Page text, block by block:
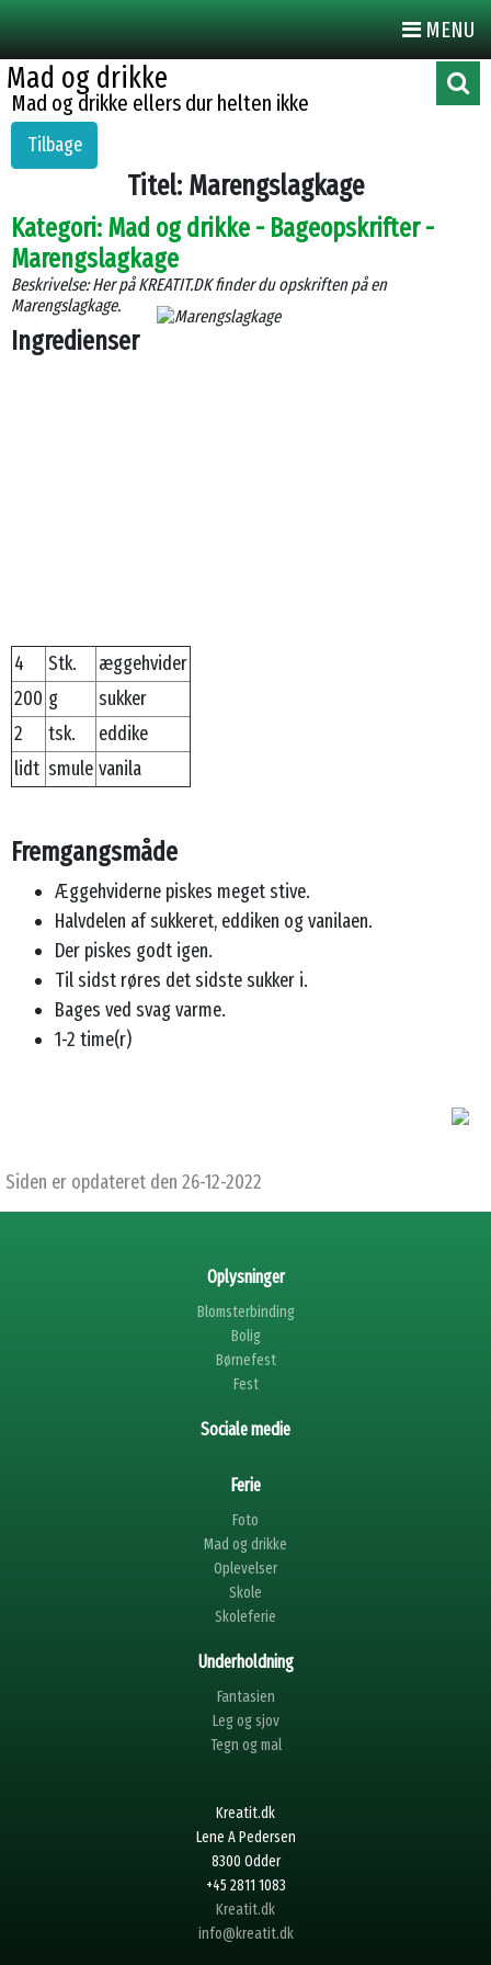
Mad og drikke
Mad og drikke ellers dur helten ikke
MENU
Tilbage
Titel: Marengslagkage
Kategori: Mad og drikke - Bageopskrifter -
Marengslagkage
Beskrivelse: Her på KREATIT.DK finder du opskriften på en
Marengslagkage.
Ingredienser
4 Stk.
æggehvider
200 g
sukker
2
tsk.
eddike
lidt smule vanila
Fremgangsmåde
Æggehviderne piskes meget stive.
Halvdelen af sukkeret, eddiken og vanilaen.
Der piskes godt igen.
Til sidst røres det sidste sukker i.
Bages ved svag varme.
1-2 time(r)
Siden er opdateret den 26-12-2022
Oplysninger
Blomsterbinding
Bolig
Børnefest
Fest
Sociale medie
Ferie
Foto
Mad og drikke
Oplevelser
Skole
Skoleferie
Underholdning
Fantasien
Leg og sjov
Tegn og mal
Kreatit.dk
Lene A Pedersen
8300 Odder
+45 2811 1083
Kreatit.dk
info@kreatit.dk